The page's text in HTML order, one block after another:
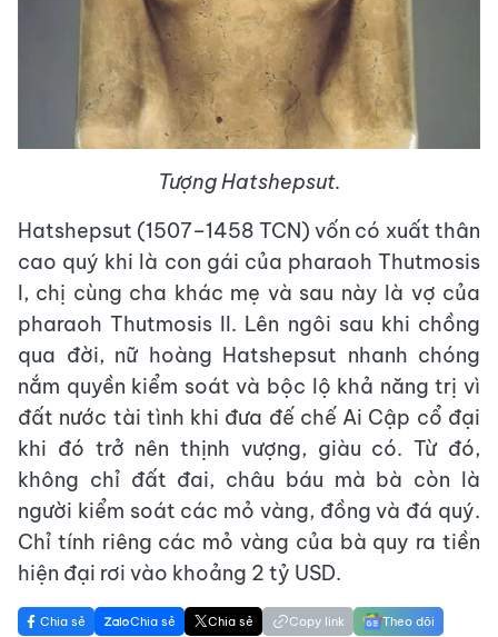
Tượng Hatshepsut.
Hatshepsut (1507–1458 TCN) vốn có xuất thân
cao quý khi là con gái của pharaoh Thutmosis
I, chị cùng cha khác mẹ và sau này là vợ của
pharaoh Thutmosis II. Lên ngôi sau khi chồng
qua đời, nữ hoàng Hatshepsut nhanh chóng
nắm quyền kiểm soát và bộc lộ khả năng trị vì
đất nước tài tình khi đưa đế chế Ai Cập cổ đại
khi đó trở nên thịnh vượng, giàu có. Từ đó,
không chỉ đất đai, châu báu mà bà còn là
người kiểm soát các mỏ vàng, đồng và đá quý.
Chỉ tính riêng các mỏ vàng của bà quy ra tiền
hiện đại rơi vào khoảng 2 tỷ USD.
Chia sẻ Chia sẻ Chia sẻ Copy link Theo dõi